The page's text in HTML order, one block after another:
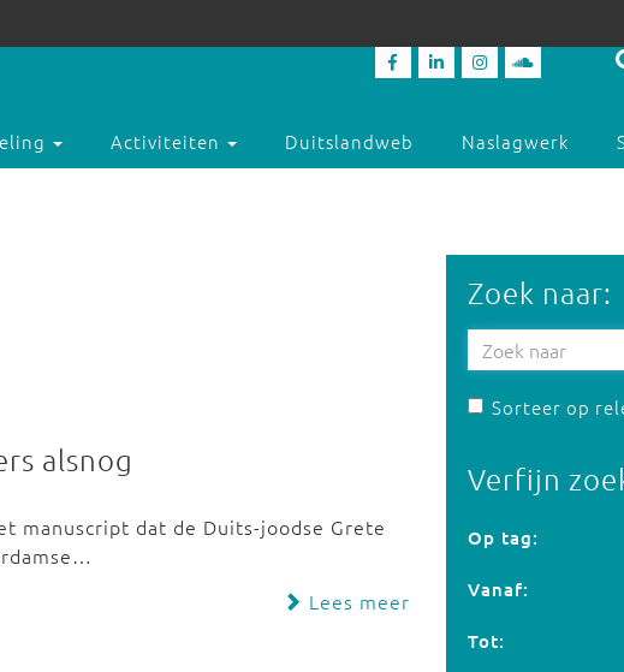
Activiteiten Duitslandweb Naslagwerk
alsnog
manuscript dat de Duits-joodse Grete
Lees meer
Zoek naar:
Sorteer op
Verfijn
Op tag:
Vanaf:
Tot: